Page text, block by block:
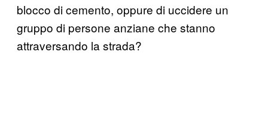
blocco di cemento, oppure di uccidere un
gruppo di persone anziane che stanno
attraversando la strada?